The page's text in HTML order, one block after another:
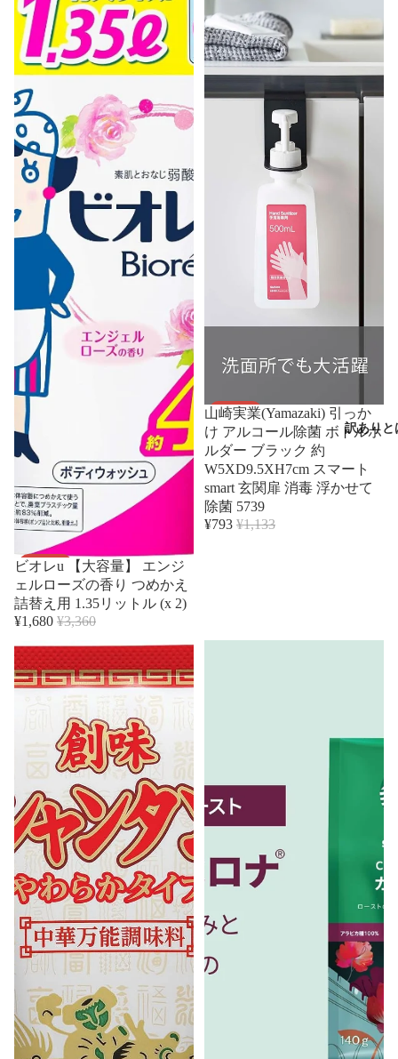
訳ありと
セール
ビオレu 【大容量】 エンジ
ェルローズの香り つめかえ
詰替え用 1.35リットル (x 2)
¥1,680 ¥3,360
山崎実業(Yamazaki) 引っか
け アルコール除菌 ボトルホ
ルダー ブラック 約
W5XD9.5XH7cm スマート
smart 玄関扉 消毒 浮かせて
除菌 5739
¥793 ¥1,133